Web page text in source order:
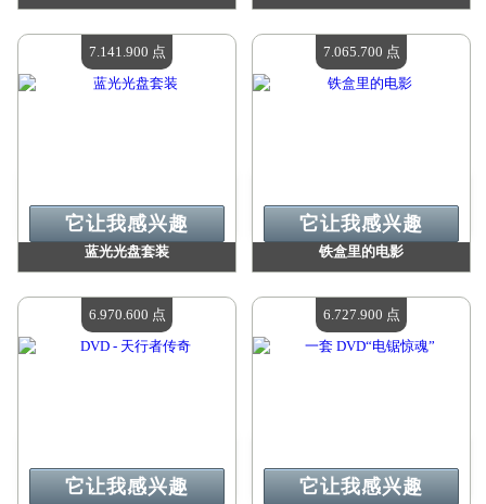
现有数量：4
现有数量：4
蓝光光盘套装
现有数量：4
它让我感兴趣
7.141.900 点
铁盒里的电影
现有数量：4
它让我感兴趣
7.065.700 点
它让我感兴趣
6.970.600 点
它让我感兴趣
6.727.900 点